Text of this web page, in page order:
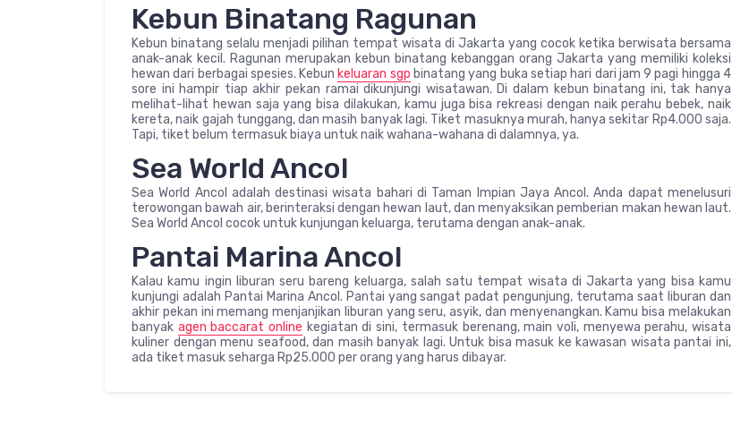
Kebun Binatang Ragunan
Kebun binatang selalu menjadi pilihan tempat wisata di Jakarta yang cocok ketika berwisata bersama
anak-anak kecil. Ragunan merupakan kebun binatang kebanggan orang Jakarta yang memiliki koleksi
hewan dari berbagai spesies. Kebun keluaran sgp binatang yang buka setiap hari dari jam 9 pagi hingga 4
sore ini hampir tiap akhir pekan ramai dikunjungi wisatawan. Di dalam kebun binatang ini, tak hanya
melihat-lihat hewan saja yang bisa dilakukan, kamu juga bisa rekreasi dengan naik perahu bebek, naik
kereta, naik gajah tunggang, dan masih banyak lagi. Tiket masuknya murah, hanya sekitar Rp4.000 saja.
Tapi, tiket belum termasuk biaya untuk naik wahana-wahana di dalamnya, ya.
Sea World Ancol
Sea World Ancol adalah destinasi wisata bahari di Taman Impian Jaya Ancol. Anda dapat menelusuri
terowongan bawah air, berinteraksi dengan hewan laut, dan menyaksikan pemberian makan hewan laut.
Sea World Ancol cocok untuk kunjungan keluarga, terutama dengan anak-anak.
Pantai Marina Ancol
Kalau kamu ingin liburan seru bareng keluarga, salah satu tempat wisata di Jakarta yang bisa kamu
kunjungi adalah Pantai Marina Ancol. Pantai yang sangat padat pengunjung, terutama saat liburan dan
akhir pekan ini memang menjanjikan liburan yang seru, asyik, dan menyenangkan. Kamu bisa melakukan
banyak agen baccarat online kegiatan di sini, termasuk berenang, main voli, menyewa perahu, wisata
kuliner dengan menu seafood, dan masih banyak lagi. Untuk bisa masuk ke kawasan wisata pantai ini,
ada tiket masuk seharga Rp25.000 per orang yang harus dibayar.